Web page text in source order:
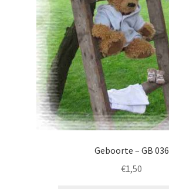
Geboorte – GB 036
€1,50